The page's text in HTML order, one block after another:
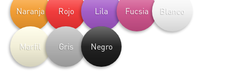
Naranja Rojo Lila Fucsia Blanco
Marfil Gris Negro